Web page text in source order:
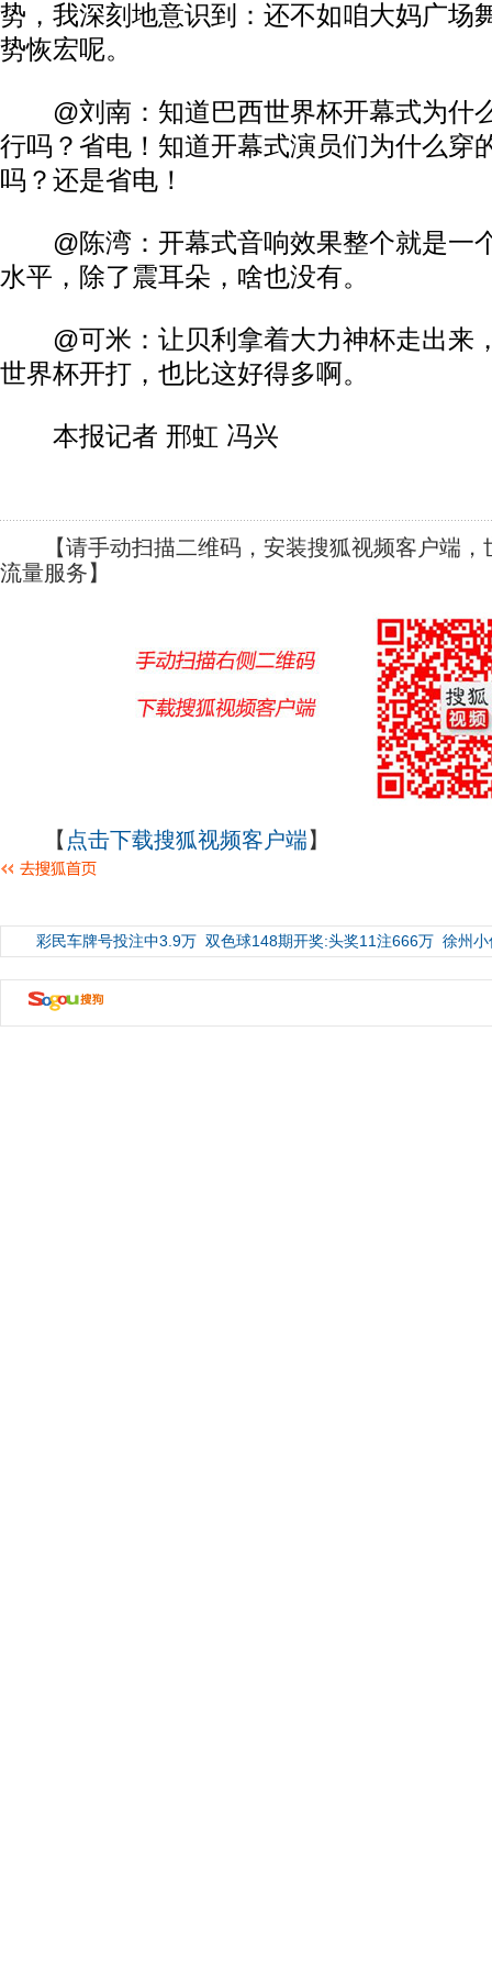
势，我深刻地意识到：还不如咱大妈广场
势恢宏呢。
@刘南：知道巴西世界杯开幕式为什
行吗？省电！知道开幕式演员们为什么穿
吗？还是省电！
@陈湾：开幕式音响效果整个就是一
水平，除了震耳朵，啥也没有。
@可米：让贝利拿着大力神杯走出来
世界杯开打，也比这好得多啊。
本报记者 邢虹 冯兴
【请手动扫描二维码，安装搜狐视频客户端，
流量服务】
【 点击下载搜狐视频客户端】
彩民车牌号投注中3.9万 双色球148期开奖:头奖11注666万 徐州